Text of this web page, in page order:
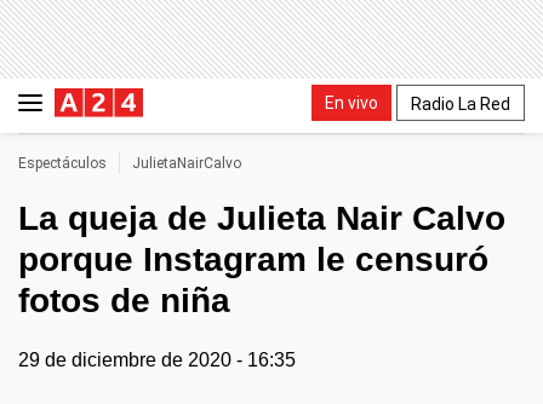
En vivo Radio La Red
Espectáculos JulietaNairCalvo
La queja de Julieta Nair Calvo
porque Instagram le censuró
fotos de niña
29 de diciembre de 2020 - 16:35